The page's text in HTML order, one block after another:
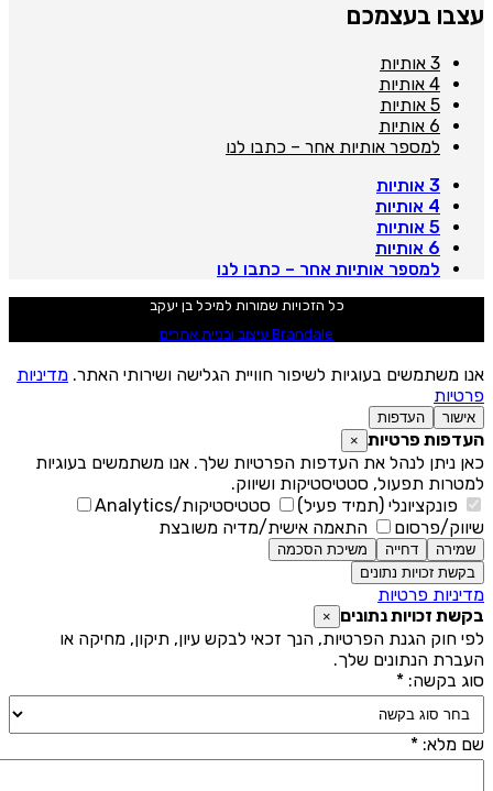
בעצמכם
למספר אותיות אחר – כתבו לנו
למספר אותיות אחר – כתבו לנו
כל הזכויות שמורות למיכל בן יעקב
Brandale עיצוב ובניית אתרים
משתמשים בעוגיות לשיפור חוויית הגלישה ושירותי האתר.מדיניות
אישור העדפות
פרטיות ×
ניתן לנהל את העדפות הפרטיות שלך. אנו משתמשים בעוגיות
תפעול, סטטיסטיקות ושיווק.
פונקציונלי (תמיד פעיל)
סטטיסטיקות/Analytics
פרסום
התאמה אישית/מדיה משובצת
שמירה דחייה
משיכת הסכמה
בקשת זכויות נתונים
פרטיות
זכויות נתונים ×
חוק הגנת הפרטיות, הנך זכאי לבקש עיון, תיקון, מחיקה או
הנתונים שלך.
בקשה: *
מלא: *